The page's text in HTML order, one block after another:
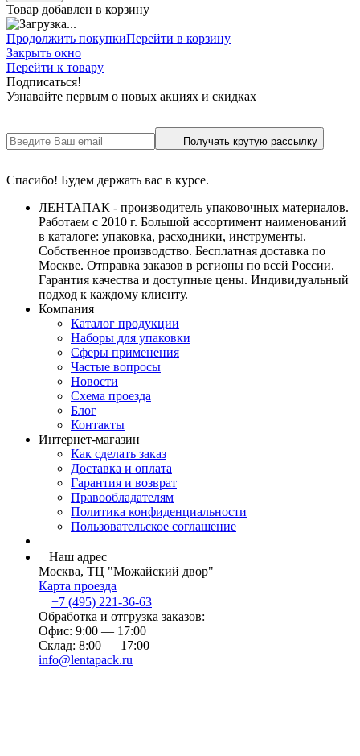
Товар добавлен в корзину
Продолжить покупкиПерейти в корзину
Закрыть окно
Перейти к товару
Подписаться!
Узнавайте первым о новых акциях и скидках
Получать крутую рассылку
Спасибо! Будем держать вас в курсе.
ЛЕНТАПАК - производитель упаковочных материалов.
Работаем с 2010 г. Большой ассортимент наименований
в каталоге: упаковка, расходники, инструменты.
Собственное производство. Бесплатная доставка по
Москве. Отправка заказов в регионы по всей России.
Гарантия качества и доступные цены. Индивидуальный
подход к каждому клиенту.
Компания
Каталог продукции
Наборы для упаковки
Сферы применения
Частые вопросы
Новости
Схема проезда
Блог
Контакты
Интернет-магазин
Как сделать заказ
Доставка и оплата
Гарантия и возврат
Правообладателям
Политика конфиденциальности
Пользовательское соглашение
Наш адрес
Москва, ТЦ "Можайский двор"
Карта проезда
+7 (495) 221-36-63
Обработка и отгрузка заказов:
Офис: 9:00 — 17:00
Склад: 8:00 — 17:00
info@lentapack.ru